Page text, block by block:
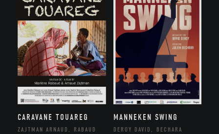
CARAVANE TOUAREG
ZAJTMAN ARNAUD, RABAUD
MANNEKEN SWING
DEROY DAVID, BECHARA